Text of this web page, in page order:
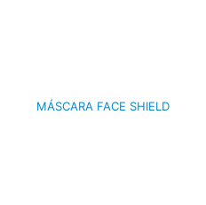
MÁSCARA FACE SHIELD